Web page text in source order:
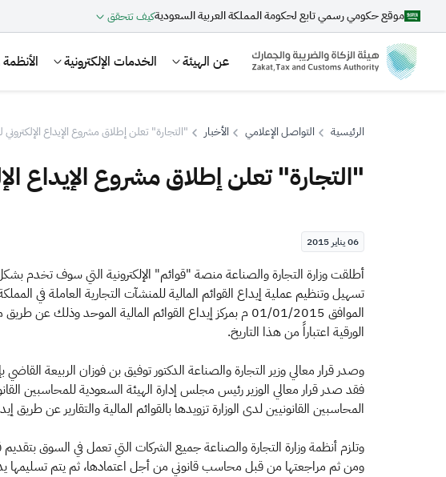
موقع حكومي رسمي تابع لحكومة المملكة العربية السعوديةكيف تتحقق
عن الهيئة الخدمات الإلكترونية الأنظمة
بحث
اقتراحات
الزكاة الجمارك ضريبة القيمة المضافة الإقرار الضريبي
الرئيسية التواصل الإعلامي الأخبار "التجارة" تعلن إطلاق مشروع الإيداع الإلكتروني
"التجارة" تعلن إطلاق مشروع الإيداع
06 يناير 2015
​أطلقت وزارة التجارة والصناعة منصة "قوائم" الإلكترونية التي سوف
الموافق 01/01/2015 م بمركز إيداع القوائم المالية
الورقية اعتباراً من هذا التاريخ.
وصدر قرار معالي وزير التجارة والصناعة الدكتور توفيق بن فوزان الربيعة القاضي
فقد صدر قرار معالي الوزير رئيس مجلس إدارة الهيئة السعودية للمحاسبين
المحاسبين القانونيين لدى الوزارة تزويدها بالقوائم المالية والتقارير عن طريق
وتلزم أنظمة وزارة التجارة والصناعة جميع الشركات التي تعمل في السوق
ومن ثم مراجعتها من قبل محاسب قانوني من أجل اعتمادها، ثم يتم تسليمها